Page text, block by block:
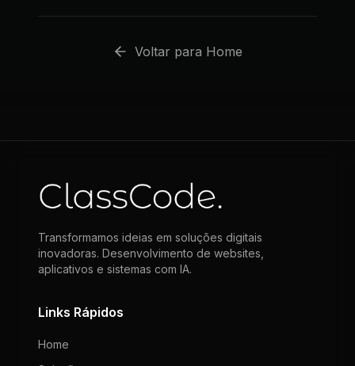
Voltar para Home
Transformamos ideias em soluções digitais
inovadoras. Desenvolvimento de websites,
aplicativos e sistemas com IA.
Links Rápidos
Home